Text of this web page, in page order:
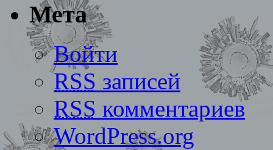
Мета
Войти
RSS записей
RSS комментариев
WordPress.org